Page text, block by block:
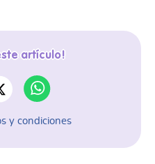
artículo!
y condiciones